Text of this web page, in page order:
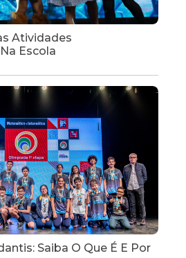
Atividades
Escola
Saiba O Que É E Por